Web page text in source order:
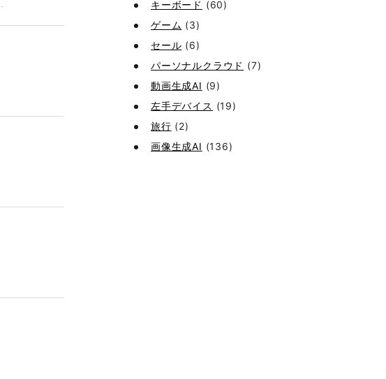
キーボード (60)
ゲーム (3)
セール (6)
パーソナルクラウド (7)
動画生成AI (9)
左手デバイス (19)
旅行 (2)
画像生成AI (136)